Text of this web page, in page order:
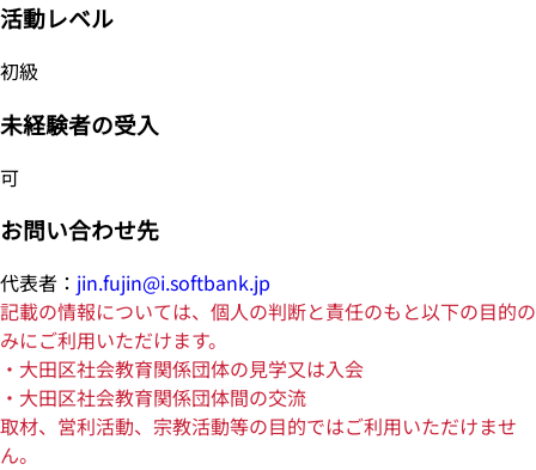
活動レベル
初級
未経験者の受入
可
お問い合わせ先
代表者： jin.fujin@i.softbank.jp
記載の情報については、個人の判断と責任のもと以下の目的の
みにご利用いただけます。
・大田区社会教育関係団体の見学又は入会
・大田区社会教育関係団体間の交流
取材、営利活動、宗教活動等の目的ではご利用いただけませ
ん。